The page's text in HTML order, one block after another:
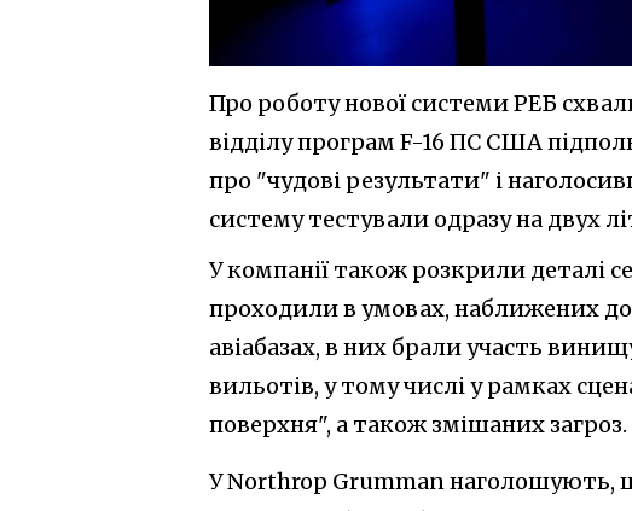
Про роботу нової системи РЕБ
відділу програм F-16 ПС США
про "чудові результати" і
систему тестували одразу на двух
У компанії також розкрили деталі
проходили в умовах, наближених
авіабазах, в них брали участь
вильотів, у тому числі у рамках
поверхня", а також змішаних загроз.
У Northrop Grumman наголошують,